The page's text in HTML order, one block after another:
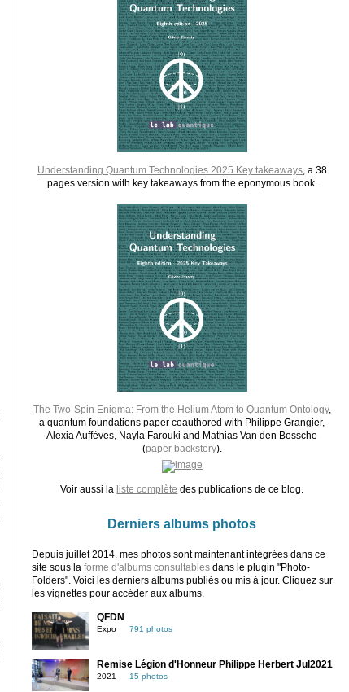
Understanding Quantum Technologies 2025 Key takeaways, a 38
pages version with key takeaways from the eponymous book.
The Two-Spin Enigma: From the Helium Atom to Quantum Ontology,
a quantum foundations paper coauthored with Philippe Grangier,
Alexia Auffèves, Nayla Farouki and Mathias Van den Bossche
(paper backstory).
Voir aussi la liste complète des publications de ce blog.
Derniers albums photos
Depuis juillet 2014, mes photos sont maintenant intégrées dans ce
site sous la forme d'albums consultablesdans le plugin "Photo-
Folders". Voici les derniers albums publiés ou mis à jour. Cliquez sur
les vignettes pour accéder aux albums.
QFDN
Expo 791 photos
Remise Légion d'Honneur Philippe Herbert Jul2021
2021 15 photos